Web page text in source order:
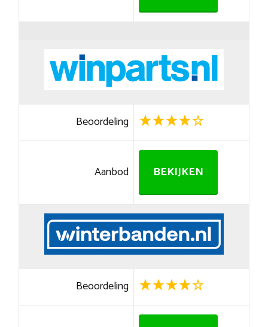
Beoordeling
Aanbod BEKIJKEN
Beoordeling